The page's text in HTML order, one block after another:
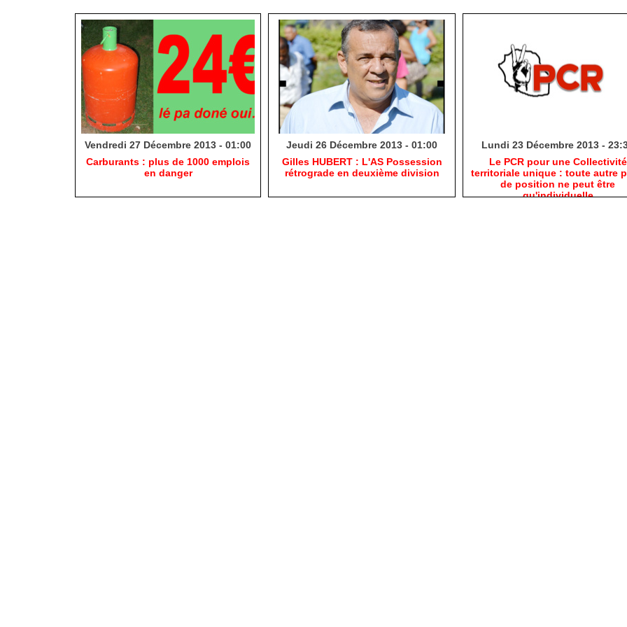
Vendredi 27 Décembre 2013 - 01:00
Carburants : plus de 1000 emplois
en danger
Jeudi 26 Décembre 2013 - 01:00
Gilles HUBERT : L'AS Possession
rétrograde en deuxième division
Lundi 23 Décembre 2013 -
Le PCR pour une Collectivité
territoriale unique : toute autre
de position ne peut être
qu'individuelle